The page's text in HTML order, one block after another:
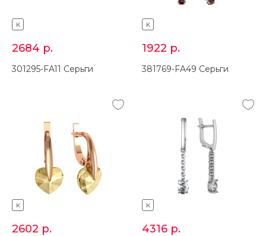
K
2684 р.
301295-FA11 Серьги
K
1922 р.
381769-FA49 Серьги
K
2602 р.
K
4316 р.